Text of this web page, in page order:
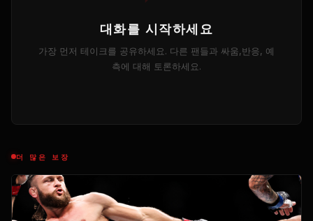
대화를 시작하세요
가장 먼저 테이크를 공유하세요. 다른 팬들과 싸움,반응, 예
측에 대해 토론하세요.
더 많은 보장